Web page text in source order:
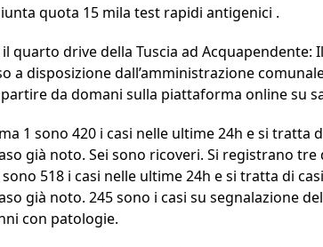
quota 15 mila test rapidi antigenici .
il quarto drive della Tuscia ad Acquapendente:
a disposizione dall’amministrazione
partire da domani sulla piattaforma online su
1 sono 420 i casi nelle ultime 24h e si tratta
già noto. Sei sono ricoveri. Si registrano tre
518 i casi nelle ultime 24h e si tratta di
già noto. 245 sono i casi su segnalazione
con patologie.